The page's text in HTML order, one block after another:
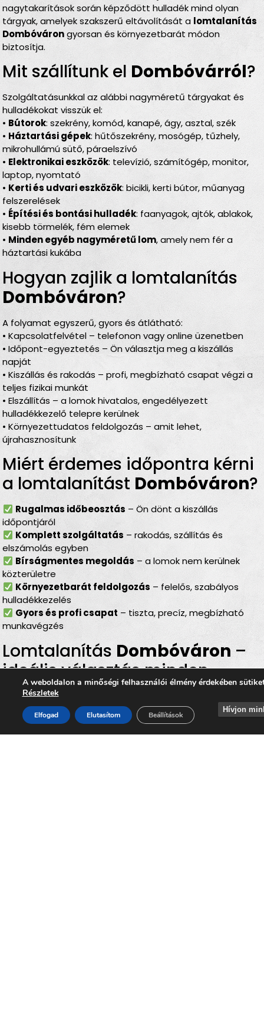
nagytakarítások során képződött hulladék mind olyan
tárgyak, amelyek szakszerű eltávolítását a lomtalanítás
Dombóvárongyorsan és környezetbarát módon
biztosítja.
Mit szállítunk el Dombóvárról?
Szolgáltatásunkkal az alábbi nagyméretű tárgyakat és
hulladékokat visszük el:
• Bútorok: szekrény, komód, kanapé, ágy, asztal, szék
• Háztartási gépek: hűtőszekrény, mosógép, tűzhely,
mikrohullámú sütő, páraelszívó
• Elektronikai eszközök: televízió, számítógép, monitor,
laptop, nyomtató
• Kerti és udvari eszközök: bicikli, kerti bútor, műanyag
felszerelések
• Építési és bontási hulladék: faanyagok, ajtók, ablakok,
kisebb törmelék, fém elemek
• Minden egyéb nagyméretű lom, amely nem fér a
háztartási kukába
Hogyan zajlik a lomtalanítás
Dombóváron?
A folyamat egyszerű, gyors és átlátható:
• Kapcsolatfelvétel – telefonon vagy online üzenetben
• Időpont-egyeztetés – Ön választja meg a kiszállás
napját
• Kiszállás és rakodás – profi, megbízható csapat végzi a
teljes fizikai munkát
• Elszállítás – a lomok hivatalos, engedélyezett
hulladékkezelő telepre kerülnek
• Környezettudatos feldolgozás – amit lehet,
újrahasznosítunk
Miért érdemes időpontra kérni
a lomtalanítást Dombóváron?
Rugalmas időbeosztás – Ön dönt a kiszállás
időpontjáról
Komplett szolgáltatás – rakodás, szállítás és
elszámolás egyben
Bírságmentes megoldás – a lomok nem kerülnek
közterületre
Környezetbarát feldolgozás – felelős, szabályos
hulladékkezelés
Gyors és profi csapat – tiszta, precíz, megbízható
munkavégzés
Lomtalanítás Dombóváron –
ideális választás minden
helyzetben
Akár költözés nagytakarítás, garázsrendezés,pince-
vagy padlásürítés,felújítás utáni rendrakás
A weboldalon a minőségi felhasználói élmény érdekében
Részletek
Elfogad Elutasítom Beállítások
Hívjon